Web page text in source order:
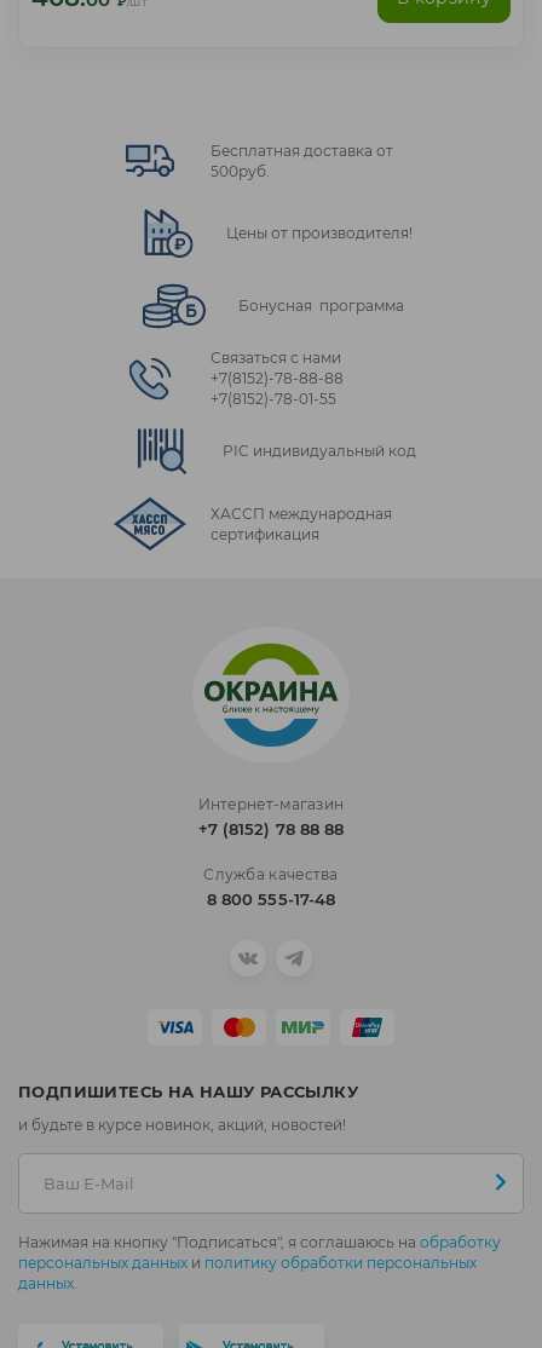
Бесплатная доставка от
500руб.
Цены от производителя!
Бонусная программа
Связаться с нами
+7(8152)‑78‑88‑88
+7(8152)‑78‑01‑55
PIC индивидуальный код
ХАССП международная
сертификация
Интернет-магазин
+7 (8152) 78 88 88
Служба качества
8 800 555-17-48
ПОДПИШИТЕСЬ НА НАШУ РАССЫЛКУ
и будьте в курсе новинок, акций, новостей!
Нажимая на кнопку "Подписаться", я соглашаюсь на обработку
персональных данных и политику обработки персональных
данных